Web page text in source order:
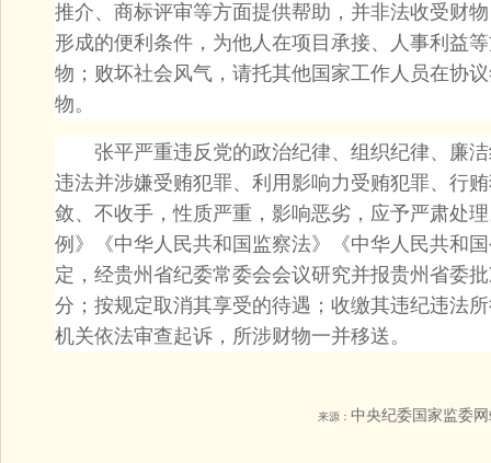
推介、商标评审等方面提供帮助，并非法收受财
形成的便利条件，为他人在项目承接、人事利益
物；败坏社会风气，请托其他国家工作人员在协
物。
张平严重违反党的政治纪律、组织纪律、廉洁
违法并涉嫌受贿犯罪、利用影响力受贿犯罪、行
敛、不收手，性质严重，影响恶劣，应予严肃处
例》《中华人民共和国监察法》《中华人民共和
定，经贵州省纪委常委会会议研究并报贵州省委
分；按规定取消其享受的待遇；收缴其违纪违法
机关依法审查起诉，所涉财物一并移送。
来源： 中央纪委国家监委